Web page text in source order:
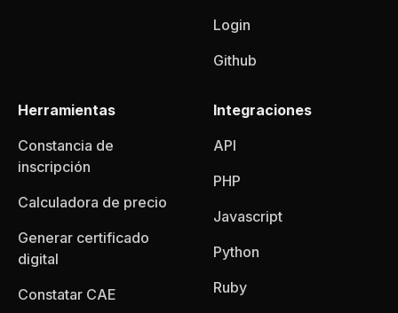
Login
Github
Herramientas
Constancia de
inscripción
Calculadora de precio
Generar certificado
digital
Constatar CAE
Integraciones
API
PHP
Javascript
Python
Ruby